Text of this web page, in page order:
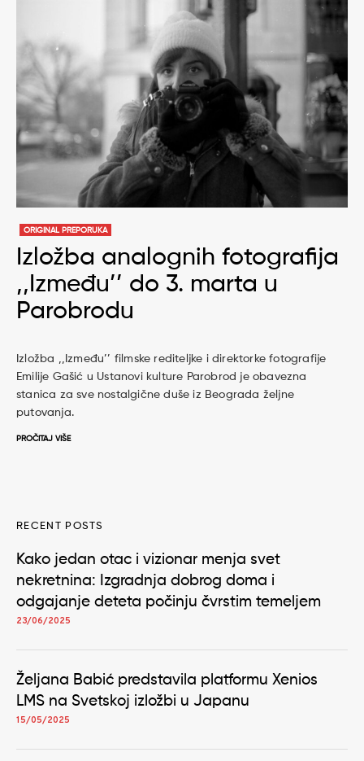
ORIGINAL PREPORUKA
Izložba analognih fotografija
,,Između’’ do 3. marta u
Parobrodu
Izložba ,,Između’’ filmske rediteljke i direktorke fotografije
Emilije Gašić u Ustanovi kulture Parobrod je obavezna
stanica za sve nostalgične duše iz Beograda željne
putovanja.
PROČITAJ VIŠE
RECENT POSTS
Kako jedan otac i vizionar menja svet
nekretnina: Izgradnja dobrog doma i
odgajanje deteta počinju čvrstim temeljem
23/06/2025
Željana Babić predstavila platformu Xenios
LMS na Svetskoj izložbi u Japanu
15/05/2025